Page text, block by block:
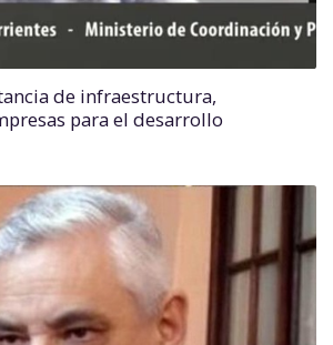
de infraestructura,
para el desarrollo